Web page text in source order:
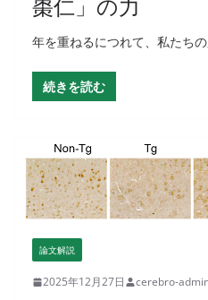
年を重ねるにつれて、私たち
続きを読む
論文解説
2025年12月27日 cerebro-